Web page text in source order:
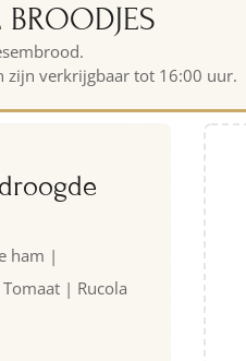
BROODJES
zijn verkrijgbaar tot 16:00 uur.
ham |
| Rucola